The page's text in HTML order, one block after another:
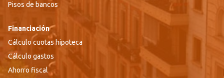
Pisos de bancos
Financiación
Cálculo cuotas hipoteca
Cálculo gastos
Ahorro fiscal